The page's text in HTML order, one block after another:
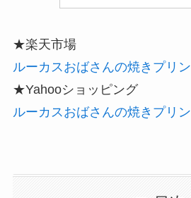
★楽天市場
ルーカスおばさんの焼きプリン
★Yahooショッピング
ルーカスおばさんの焼きプリン